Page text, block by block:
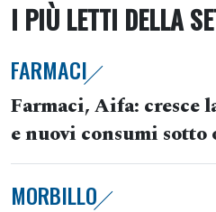
I PIÙ LETTI DELLA
FARMACI
Farmaci, Aifa: cresce
e nuovi consumi sotto
MORBILLO